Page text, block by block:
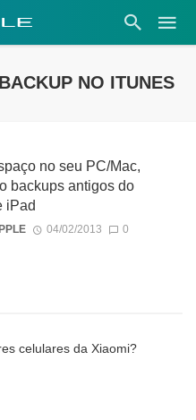
NO ITUNES
no seu PC/Mac,
backups antigos do
iPad
04/02/2013 0
celulares da Xiaomi?